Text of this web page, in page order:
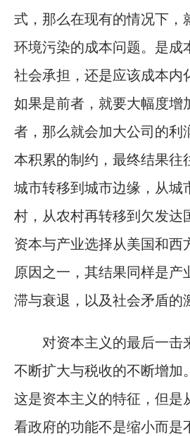
式，那么在现有的情况下，
环境污染的成本问题。是成
社会承担，还是应该成本内
如果是前者，就要大幅度增
者，那么就会加大公司的利
本积累的制约，最终结果往
城市转移到城市边缘，从城
村，从农村再转移到欠发达
资本与产业选择从美国和西
原因之一，其结果同样是产
滞与衰退，以及社会矛盾的
对资本主义的最后一击
不断扩大与税收的不断增加
这是资本主义的特征，但是
看政府的功能不是缩小而是